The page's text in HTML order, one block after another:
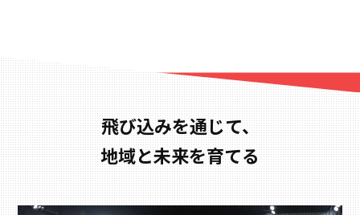
飛び込みを通じて、
地域と未来を育てる